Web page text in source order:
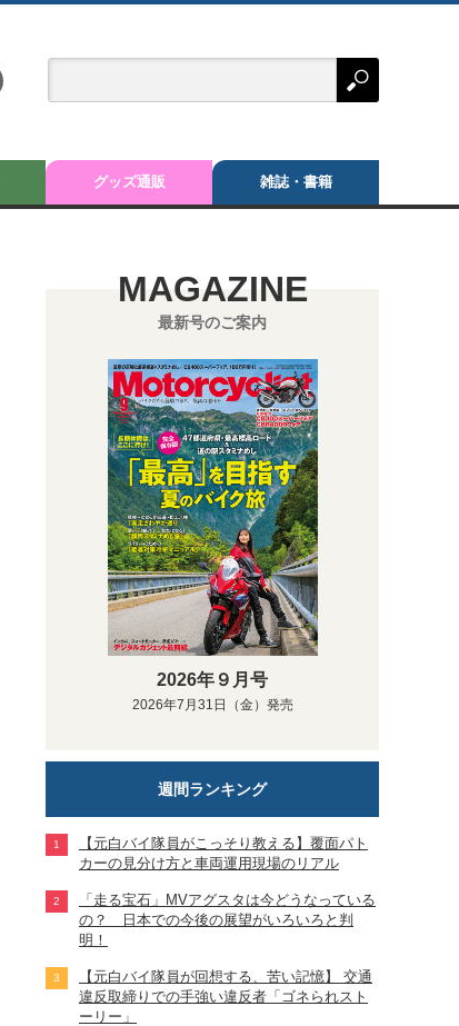
グッズ通販 雑誌・書籍
MAGAZINE
最新号のご案内
2026年９月号
2026年7月31日（金）発売
週間ランキング
【元白バイ隊員がこっそり教える】覆面パト
カーの見分け方と車両運用現場のリアル
「走る宝石」MVアグスタは今どうなっている
の？ 日本での今後の展望がいろいろと判
明！
【元白バイ隊員が回想する、苦い記憶】 交通
違反取締りでの手強い違反者「ゴネられスト
ーリー」